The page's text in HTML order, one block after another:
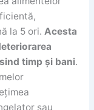
la 5 ori. Acesta
timp și bani.
sau